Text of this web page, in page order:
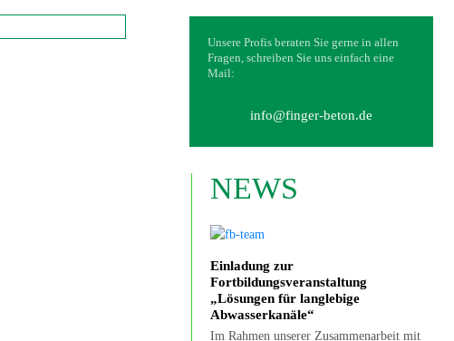
Unsere Profis beraten Sie gerne in allen
Fragen, schreiben Sie uns einfach eine
Mail:
info@finger-beton.de
NEWS
Einladung zur
Fortbildungsveranstaltung
„Lösungen für langlebige
Abwasserkanäle“
Im Rahmen unserer Zusammenarbeit mit